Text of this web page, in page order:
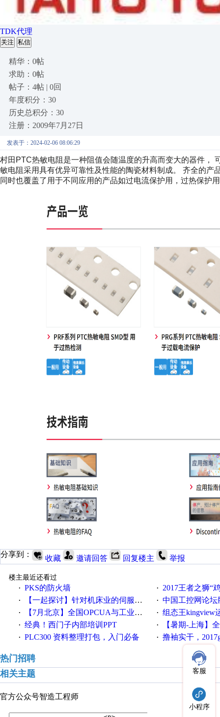
TDK代理
关注 私信
精华：0帖
求助：0帖
帖子：4帖 | 0回
年度积分：30
历史总积分：30
注册：2009年7月27日
发表于：2024-02-06 08:06:29
村田PTC热敏电阻是一种阻值会随温度的升高而变大的器件，
敏电阻采用具有优异可靠性及性能的陶瓷材料制成。 齐全的
同时也覆盖了用于不同应用的产品如过电流保护用，过热保护
分享到： 收藏 邀请回答 回复楼主 举报
楼主最近还看过
· PKS的防火墙 · 2017王者之狮“鸡”情签到
· 【一起探讨】针对机床业的伺服系统发展，您的期望是什么？ · 中国工控网论坛版
· 【7月北京】全国OPCUA与工业互联技术培训班通知！ · 组态王kingview
· 经典！西门子内部培训PPT · 【暑期-上海】全国工业
· PLC300 资料整理打包，入门必备 · 撸袖实干，2017gongkong®第
热门招聘
相关主题
官方公众号智造工程师
客服
小程序